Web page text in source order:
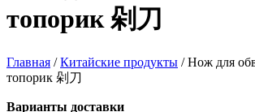
топорик 剁刀
Главная /Китайские продукты /Нож для
топорик 剁刀
Варианты доставки